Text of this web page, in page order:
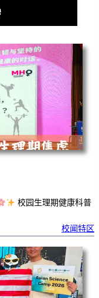
校园生理期健康科普
校闻特区